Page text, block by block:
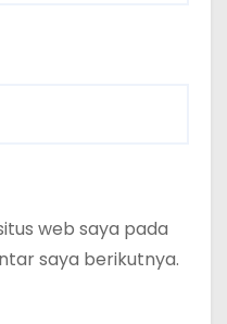
web saya pada
saya berikutnya.